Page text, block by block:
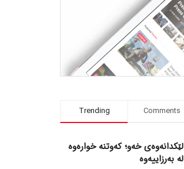
Trending Comments
لێکدانەوەی خەو؛ کەوتنە خوارەوە
لە بەرزاییەوە